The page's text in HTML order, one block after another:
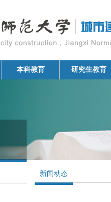
本科教育 研究生教育
新闻动态